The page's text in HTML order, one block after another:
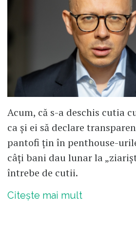
Acum, că s-a deschis cutia
ca și ei să declare
pantofi țin în penthouse-
câți bani dau lunar la
întrebe de cutii.
Citește mai mult